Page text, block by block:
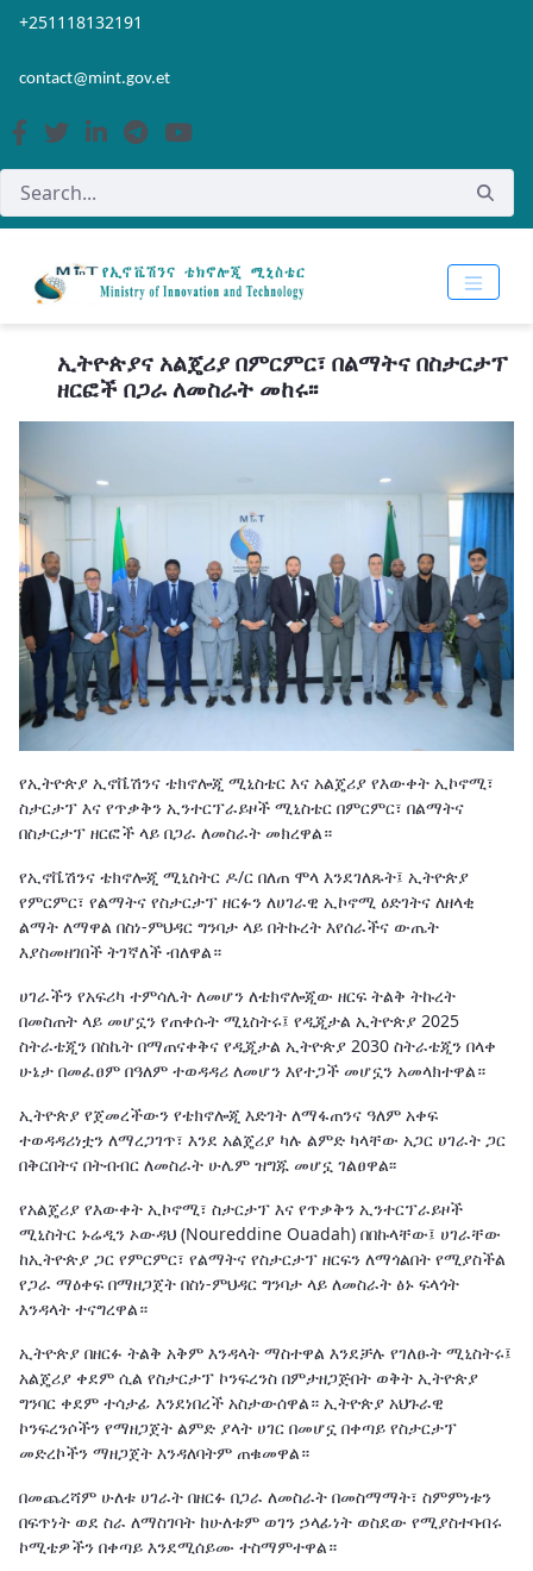
Skip to Main Content
Open Accessibility Menu
+251118132191
contact@mint.gov.et
ኢትዮጵያና አልጄሪያ በምርምር፣ በልማትና በስታርታፕ
ዘርፎች በጋራ ለመስራት መከሩ፡፡
የኢትዮጵያ ኢኖቬሽንና ቴክኖሎጂ ሚኒስቴር እና አልጄሪያ የእውቀት ኢኮኖሚ፣
ስታርታፕ እና የጥቃቅን ኢንተርፕራይዞች ሚኒስቴር በምርምር፣ በልማትና
በስታርታፕ ዘርፎች ላይ በጋራ ለመስራት መክረዋል።
የኢኖቬሽንና ቴክኖሎጂ ሚኒስትር ዶ/ር በለጠ ሞላ እንደገለጹት፤ ኢትዮጵያ
የምርምር፣ የልማትና የስታርታፕ ዘርፉን ለሀገራዊ ኢኮኖሚ ዕድገትና ለዘላቂ
ልማት ለማዋል በስነ-ምህዳር ግንባታ ላይ በትኩረት እየሰራችና ውጤት
እያስመዘገበች ትገኛለች ብለዋል።
ሀገራችን የአፍሪካ ተምሳሌት ለመሆን ለቴክኖሎጂው ዘርፍ ትልቅ ትኩረት
በመስጠት ላይ መሆኗን የጠቀሱት ሚኒስትሩ፤ የዲጂታል ኢትዮጵያ 2025
ስትራቴጂን በስኬት በማጠናቀቅና የዲጂታል ኢትዮጵያ 2030 ስትራቴጂን በላቀ
ሁኔታ በመፈፀም በዓለም ተወዳዳሪ ለመሆን እየተጋች መሆኗን አመላክተዋል።
ኢትዮጵያ የጀመረችውን የቴክኖሎጂ እድገት ለማፋጠንና ዓለም አቀፍ
ተወዳዳሪነቷን ለማረጋገጥ፣ እንደ አልጄሪያ ካሉ ልምድ ካላቸው አጋር ሀገራት ጋር
በቅርበትና በትብብር ለመስራት ሁሌም ዝግጁ መሆኗ ገልፀዋል፡፡
የአልጄሪያ የእውቀት ኢኮኖሚ፣ ስታርታፕ እና የጥቃቅን ኢንተርፕራይዞች
ሚኒስትር ኑሬዲን ኦውዳህ (Noureddine Ouadah) በበኩላቸው፤ ሀገራቸው
ከኢትዮጵያ ጋር የምርምር፣ የልማትና የስታርታፕ ዘርፍን ለማጎልበት የሚያስችል
የጋራ ማዕቀፍ በማዘጋጀት በስነ-ምህዳር ግንባታ ላይ ለመስራት ፅኑ ፍላጎት
እንዳላት ተናግረዋል።
ኢትዮጵያ በዘርፉ ትልቅ አቅም እንዳላት ማስተዋል እንደቻሉ የገለፁት ሚኒስትሩ፤
አልጄሪያ ቀደም ሲል የስታርታፕ ኮንፍረንስ በምታዘጋጅበት ወቅት ኢትዮጵያ
ግንባር ቀደም ተሳታፊ እንደነበረች አስታውሰዋል። ኢትዮጵያ አህጉራዊ
ኮንፍረንሶችን የማዘጋጀት ልምድ ያላት ሀገር በመሆኗ በቀጣይ የስታርታፕ
መድረኮችን ማዘጋጀት እንዳለባትም ጠቁመዋል።
በመጨረሻም ሁለቱ ሀገራት በዘርፉ በጋራ ለመስራት በመስማማት፣ ስምምነቱን
በፍጥነት ወደ ስራ ለማስገባት ከሁለቱም ወገን ኃላፊነት ወስደው የሚያስተባብሩ
ኮሚቴዎችን በቀጣይ እንደሚሰይሙ ተስማምተዋል።